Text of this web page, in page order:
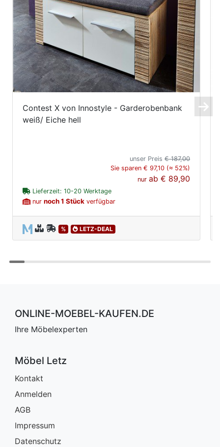
Contest X von Innostyle - Garderobenbank
weiß/ Eiche hell
unser Preis€ 187,00
Sie sparen € 97,10 (≈ 52%)
nurab€ 89,90
Lieferzeit: 10-20 Werktage
nur noch 1 Stück verfügbar
% LETZ-DEAL
ONLINE-MOEBEL-KAUFEN.DE
Ihre Möbelexperten
Möbel Letz
Kontakt
Anmelden
AGB
Impressum
Datenschutz